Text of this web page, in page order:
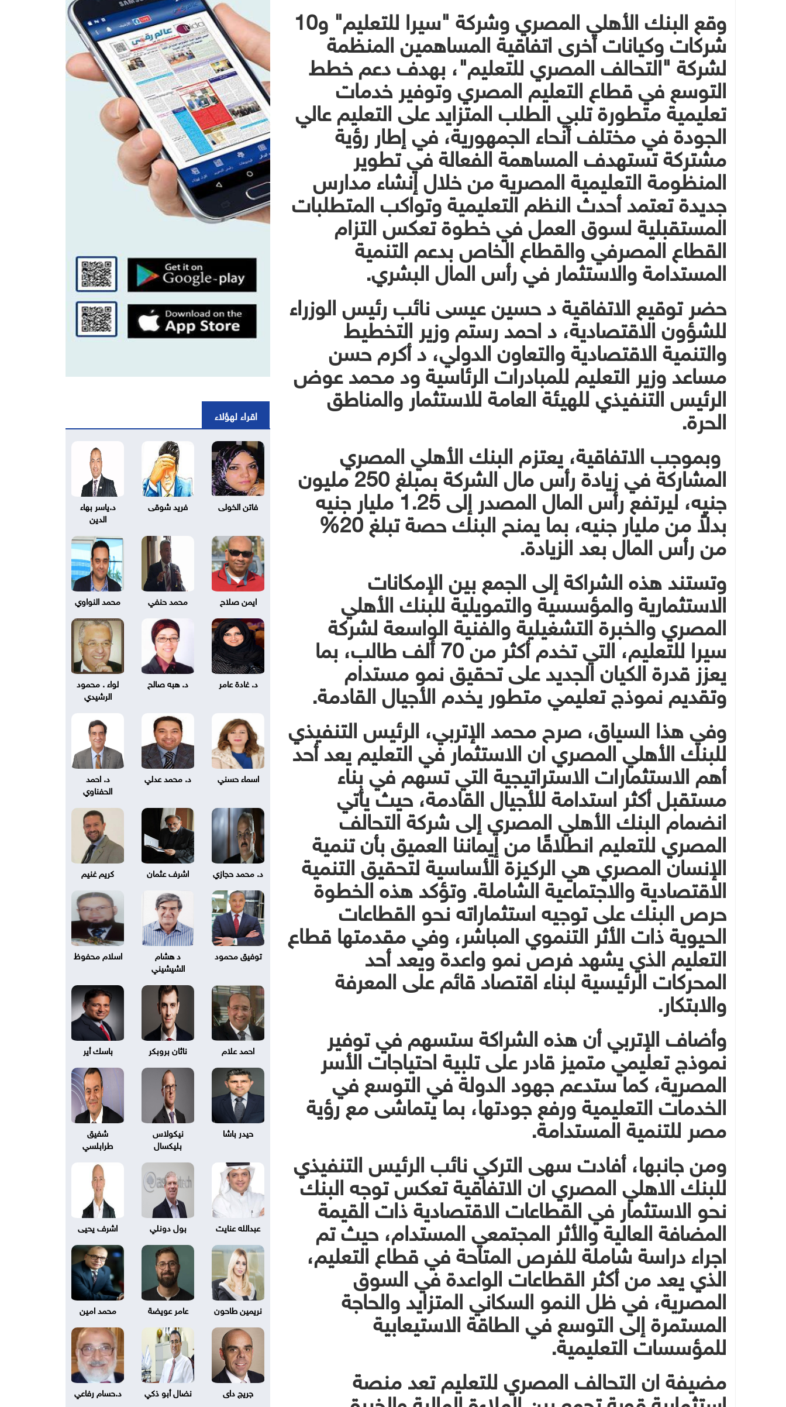
وقع البنك الأهلي المصري وشركة "سيرا للتعليم" و10
شركات وكيانات أخرى اتفاقية المساهمين المنظمة
لشركة "التحالف المصري للتعليم"، بهدف دعم خطط
التوسع في قطاع التعليم المصري وتوفير خدمات
تعليمية متطورة تلبي الطلب المتزايد على التعليم عالي
الجودة في مختلف أنحاء الجمهورية، في إطار رؤية
مشتركة تستهدف المساهمة الفعالة في تطوير
المنظومة التعليمية المصرية من خلال إنشاء مدارس
جديدة تعتمد أحدث النظم التعليمية وتواكب المتطلبات
المستقبلية لسوق العمل في خطوة تعكس التزام
القطاع المصرفي والقطاع الخاص بدعم التنمية
المستدامة والاستثمار في رأس المال البشري.
حضر توقيع الاتفاقية د حسين عيسى نائب رئيس الوزراء
للشؤون الاقتصادية، د احمد رستم وزير التخطيط
والتنمية الاقتصادية والتعاون الدولي، د أكرم حسن
مساعد وزير التعليم للمبادرات الرئاسية ود محمد عوض
الرئيس التنفيذي للهيئة العامة للاستثمار والمناطق
الحرة.
وبموجب الاتفاقية، يعتزم البنك الأهلي المصري
المشاركة في زيادة رأس مال الشركة بمبلغ 250 مليون
جنيه، ليرتفع رأس المال المصدر إلى 1.25 مليار جنيه
بدلاً من مليار جنيه، بما يمنح البنك حصة تبلغ 20%
من رأس المال بعد الزيادة.
وتستند هذه الشراكة إلى الجمع بين الإمكانات
الاستثمارية والمؤسسية والتمويلية للبنك الأهلي
المصري والخبرة التشغيلية والفنية الواسعة لشركة
سيرا للتعليم، التي تخدم أكثر من 70 ألف طالب، بما
يعزز قدرة الكيان الجديد على تحقيق نمو مستدام
وتقديم نموذج تعليمي متطور يخدم الأجيال القادمة.
وفي هذا السياق، صرح محمد الإتربي، الرئيس التنفيذي
للبنك الأهلي المصري ان الاستثمار في التعليم يعد أحد
أهم الاستثمارات الاستراتيجية التي تسهم في بناء
مستقبل أكثر استدامة للأجيال القادمة، حيث يأتي
انضمام البنك الأهلي المصري إلى شركة التحالف
المصري للتعليم انطلاقًا من إيماننا العميق بأن تنمية
الإنسان المصري هي الركيزة الأساسية لتحقيق التنمية
الاقتصادية والاجتماعية الشاملة. وتؤكد هذه الخطوة
حرص البنك على توجيه استثماراته نحو القطاعات
الحيوية ذات الأثر التنموي المباشر، وفي مقدمتها قطاع
التعليم الذي يشهد فرص نمو واعدة ويعد أحد
المحركات الرئيسية لبناء اقتصاد قائم على المعرفة
والابتكار.
وأضاف الإتربي أن هذه الشراكة ستسهم في توفير
نموذج تعليمي متميز قادر على تلبية احتياجات الأسر
المصرية، كما ستدعم جهود الدولة في التوسع في
الخدمات التعليمية ورفع جودتها، بما يتماشى مع رؤية
مصر للتنمية المستدامة.
ومن جانبها، أفادت سهى التركي نائب الرئيس التنفيذي
للبنك الاهلي المصري ان الاتفاقية تعكس توجه البنك
نحو الاستثمار في القطاعات الاقتصادية ذات القيمة
المضافة العالية والأثر المجتمعي المستدام، حيث تم
اجراء دراسة شاملة للفرص المتاحة في قطاع التعليم،
الذي يعد من أكثر القطاعات الواعدة في السوق
المصرية، في ظل النمو السكاني المتزايد والحاجة
المستمرة إلى التوسع في الطاقة الاستيعابية
للمؤسسات التعليمية.
مضيفة ان التحالف المصري للتعليم تعد منصة
اقراء لهؤلاء
فاتن الخولى فريد شوقى
د.ياسر بهاء
الدين
ايمن صلاح محمد حنفي محمد النواوي
د. غادة عامر د. هبه صالح
لواء . محمود
الرشيدي
اسماء حسني د. محمد عدلي
د. احمد
الحفناوي
د. محمد حجازي اشرف عثمان كريم غنيم
توفيق محمود
د هشام
الشيشيني
اسلام محفوظ
احمد علام ناثان بروبكر باسك أير
حيدر باشا
نيكولاس
بليكسال
شفيق
طرابلسي
عبدالله عنايت بول دونلي اشرف يحيى
نريمين طاحون عامر عويضة محمد امين
جريج داى نضال أبو ذكي د.حسام رفاعي